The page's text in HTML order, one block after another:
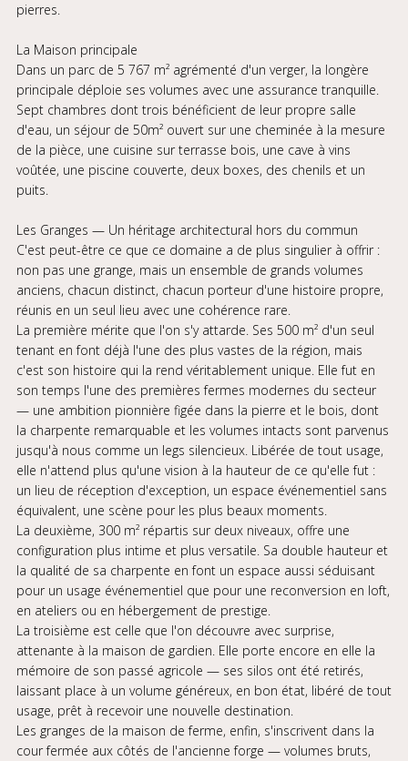
pierres.
La Maison principale
Dans un parc de 5 767 m² agrémenté d'un verger, la longère
principale déploie ses volumes avec une assurance tranquille.
Sept chambres dont trois bénéficient de leur propre salle
d'eau, un séjour de 50m² ouvert sur une cheminée à la mesure
de la pièce, une cuisine sur terrasse bois, une cave à vins
voûtée, une piscine couverte, deux boxes, des chenils et un
puits.
Les Granges — Un héritage architectural hors du commun
C'est peut-être ce que ce domaine a de plus singulier à offrir :
non pas une grange, mais un ensemble de grands volumes
anciens, chacun distinct, chacun porteur d'une histoire propre,
réunis en un seul lieu avec une cohérence rare.
La première mérite que l'on s'y attarde. Ses 500 m² d'un seul
tenant en font déjà l'une des plus vastes de la région, mais
c'est son histoire qui la rend véritablement unique. Elle fut en
son temps l'une des premières fermes modernes du secteur
— une ambition pionnière figée dans la pierre et le bois, dont
la charpente remarquable et les volumes intacts sont parvenus
jusqu'à nous comme un legs silencieux. Libérée de tout usage,
elle n'attend plus qu'une vision à la hauteur de ce qu'elle fut :
un lieu de réception d'exception, un espace événementiel sans
équivalent, une scène pour les plus beaux moments.
La deuxième, 300 m² répartis sur deux niveaux, offre une
configuration plus intime et plus versatile. Sa double hauteur et
la qualité de sa charpente en font un espace aussi séduisant
pour un usage événementiel que pour une reconversion en loft,
en ateliers ou en hébergement de prestige.
La troisième est celle que l'on découvre avec surprise,
attenante à la maison de gardien. Elle porte encore en elle la
mémoire de son passé agricole — ses silos ont été retirés,
laissant place à un volume généreux, en bon état, libéré de tout
usage, prêt à recevoir une nouvelle destination.
Les granges de la maison de ferme, enfin, s'inscrivent dans la
cour fermée aux côtés de l'ancienne forge — volumes bruts,